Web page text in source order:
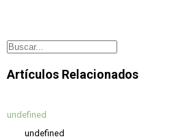
Artículos Relacionados
undefined
undefined